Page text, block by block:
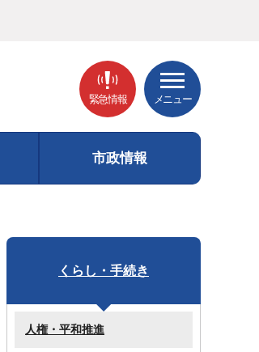
緊急情報 メニュー
市政情報
くらし・手続き
人権・平和推進